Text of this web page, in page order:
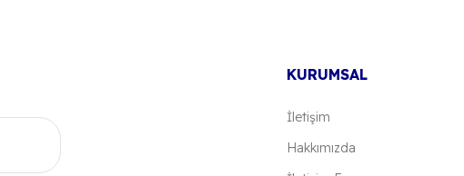
KURUMSAL
İletişim
Hakkımızda